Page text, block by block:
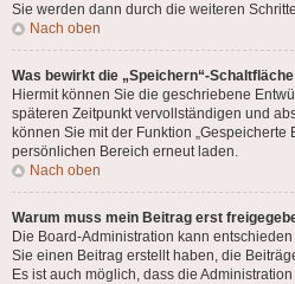
Sie werden dann durch die weiteren
Nach oben
Was bewirkt die „Speichern“-
Hiermit können Sie die geschriebene
späteren Zeitpunkt vervollständigen und
können Sie mit der Funktion „Gespeicherte
persönlichen Bereich erneut laden.
Nach oben
Warum muss mein Beitrag erst
Die Board-Administration kann
Sie einen Beitrag erstellt haben, die
Es ist auch möglich, dass die